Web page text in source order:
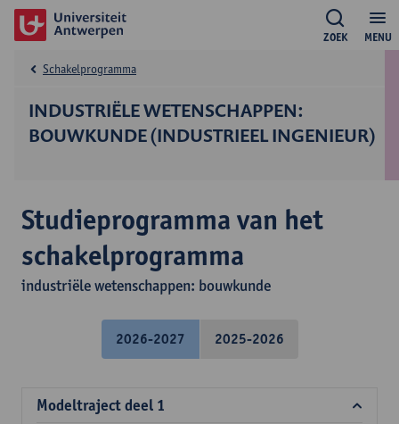
MENU
ZOEK
INDUSTRIËLE WETENSCHAPPEN:
BOUWKUNDE (INDUSTRIEEL INGENIEUR)
Schakelprogramma
Studieprogramma van het
schakelprogramma
industriële wetenschappen: bouwkunde
2026-2027 2025-2026
Modeltraject deel 1